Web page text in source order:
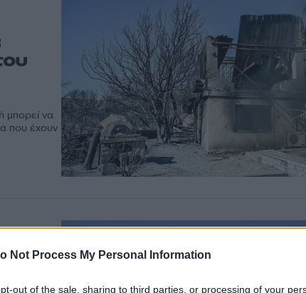
Not Process My Personal Information
out of the sale, sharing to third parties, or processing of your
μπορεί να
που έχουν